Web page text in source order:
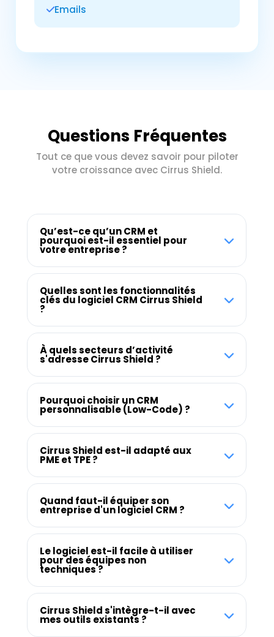
Emails
Questions Fréquentes
Tout ce que vous devez savoir pour piloter
votre croissance avec Cirrus Shield.
Qu’est-ce qu’un CRM et
pourquoi est-il essentiel pour
votre entreprise ?
Quelles sont les fonctionnalités
clés du logiciel CRM Cirrus Shield
?
À quels secteurs d’activité
s'adresse Cirrus Shield ?
Pourquoi choisir un CRM
personnalisable (Low-Code) ?
Cirrus Shield est-il adapté aux
PME et TPE ?
Quand faut-il équiper son
entreprise d'un logiciel CRM ?
Le logiciel est-il facile à utiliser
pour des équipes non
techniques ?
Cirrus Shield s'intègre-t-il avec
mes outils existants ?